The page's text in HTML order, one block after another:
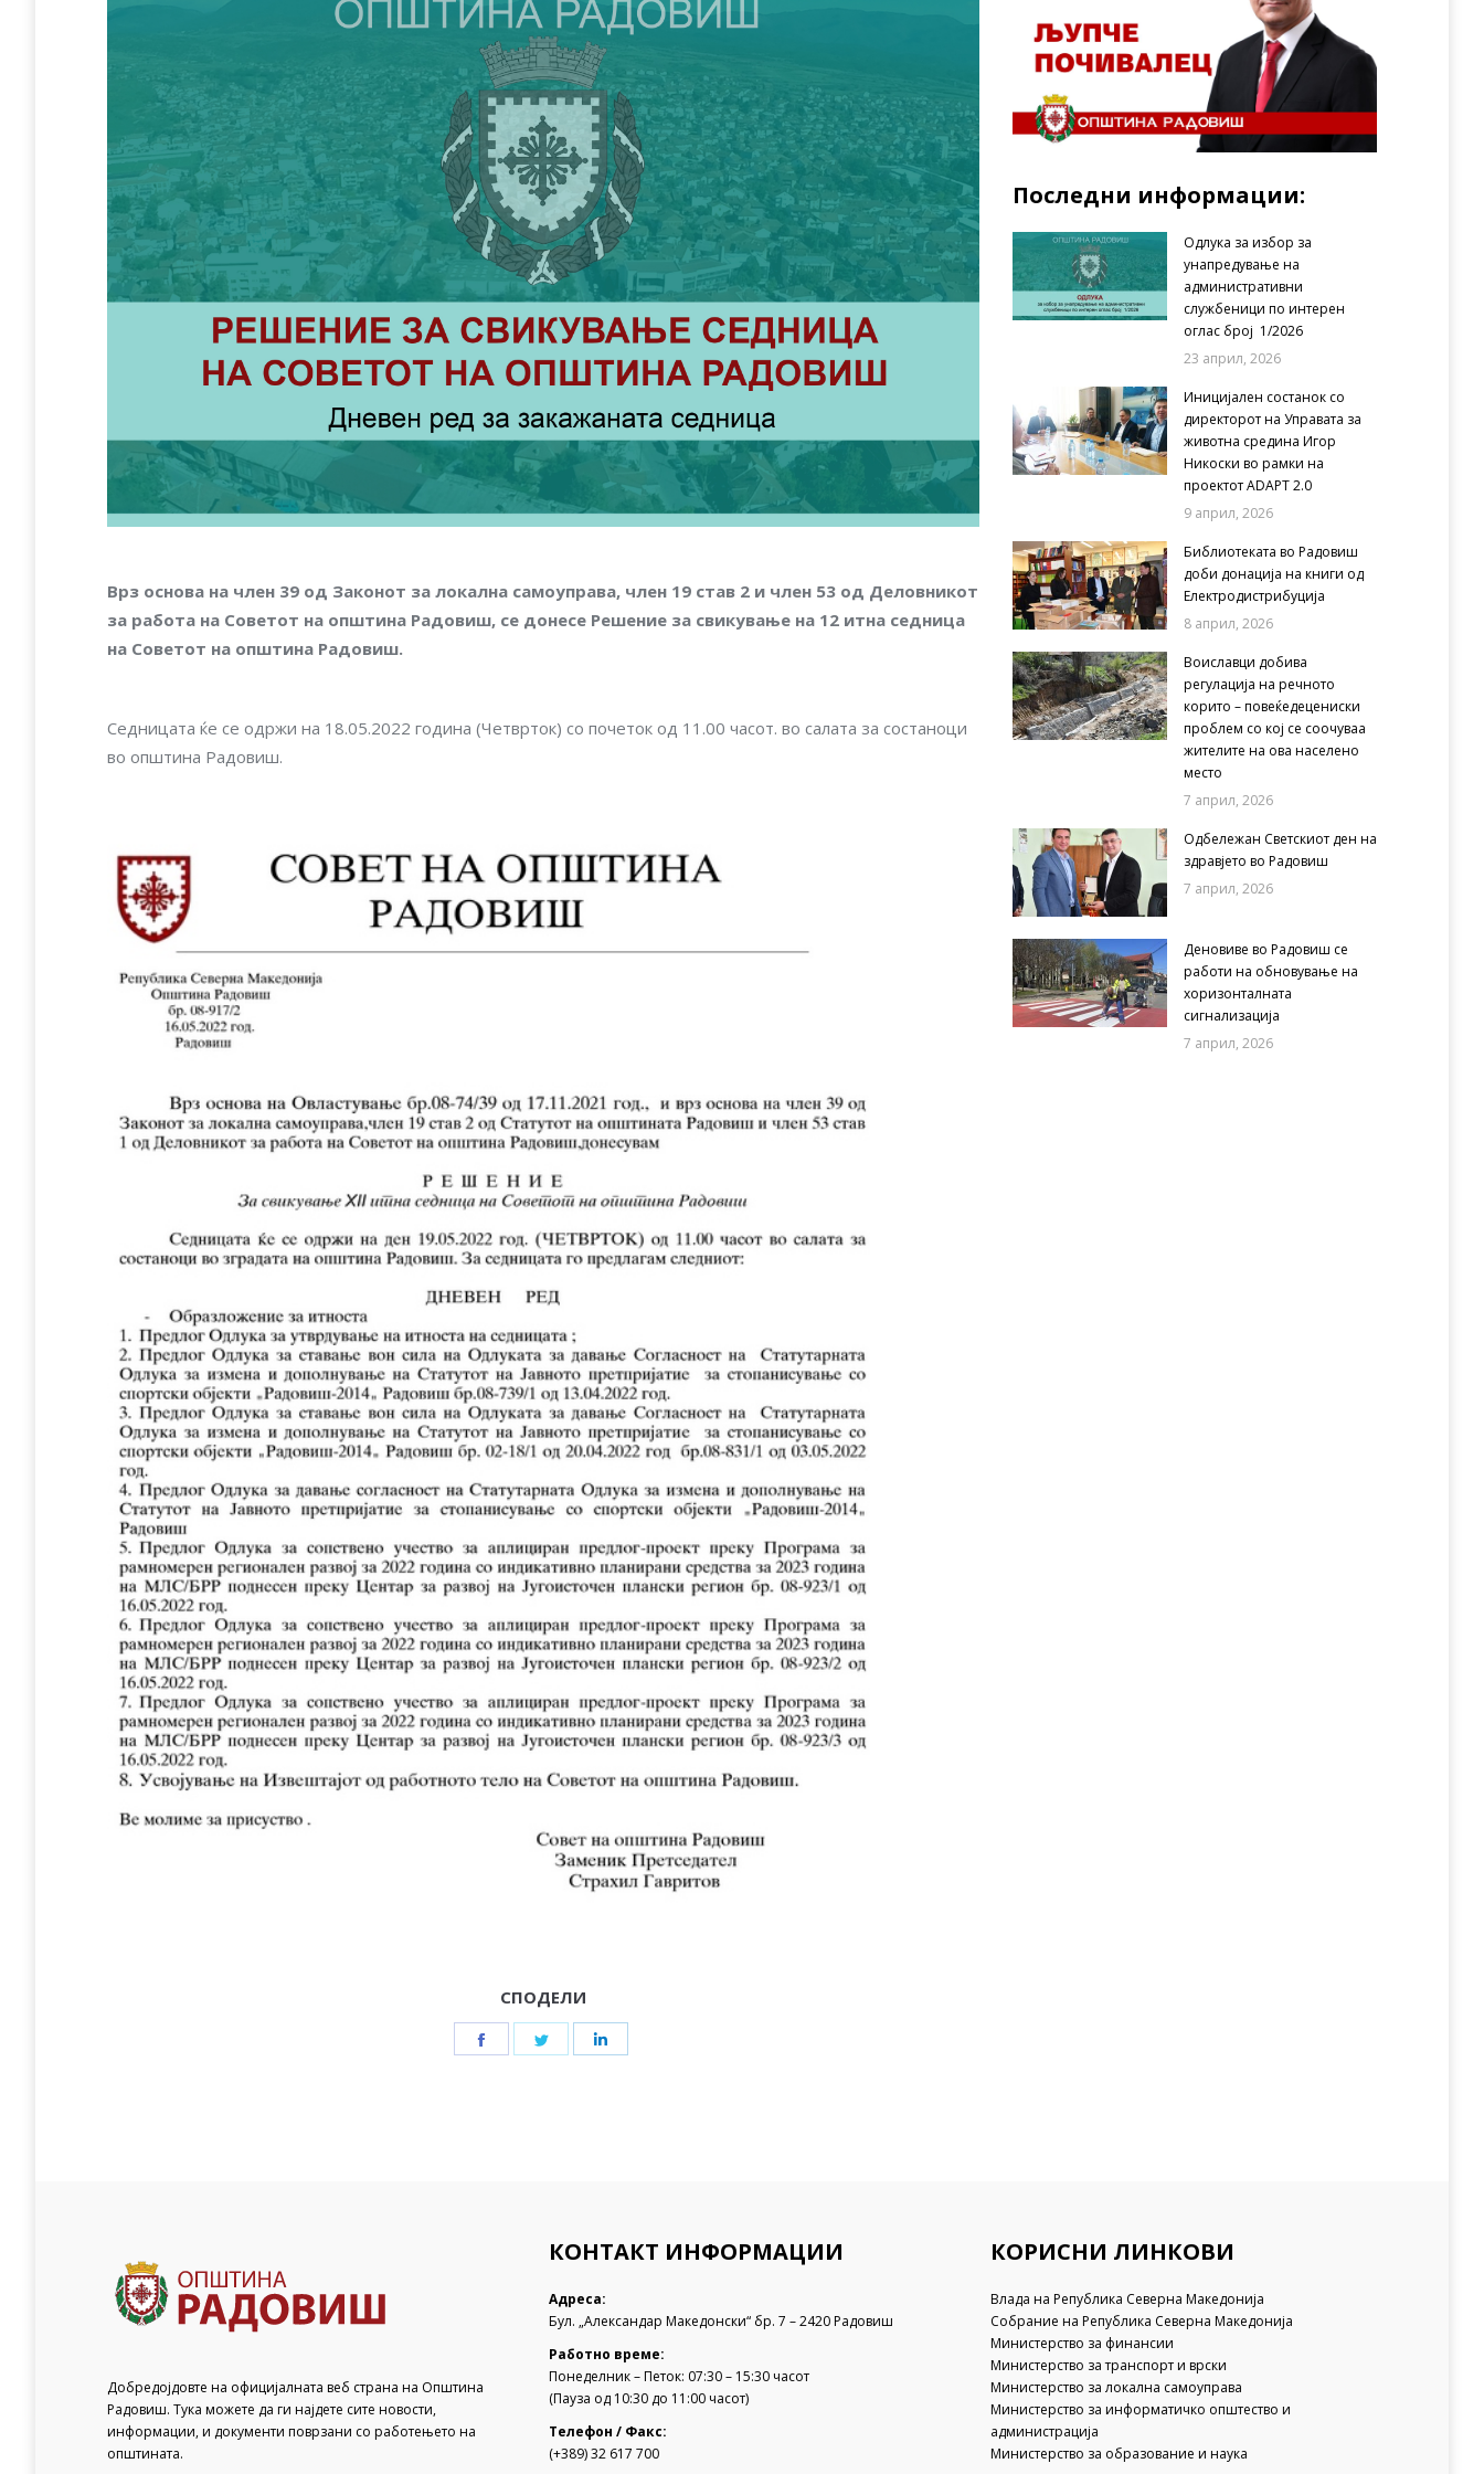
Врз основа на член 39 од Законот за локална самоуправа, член 19 став 2 и член 53 од Деловникот
за работа на Советот на општина Радовиш, се донесе Решение за свикување на 12 итна седница
на Советот на општина Радовиш.
Седницата ќе се одржи на 18.05.2022 година (Четврток) со почеток од 11.00 часот. во салата за состаноци
во општина Радовиш.
СПОДЕЛИ
Share
Share
Последни информации:
Одлука за избор за
унапредување на
административни
службеници по интерен
оглас број 1/2026
23 април, 2026
Иницијален состанок со
директорот на Управата за
животна средина Игор
Никоски во рамки на
проектот ADAPT 2.0
9 април, 2026
Библиотеката во Радовиш
доби донација на книги од
Електродистрибуција
8 април, 2026
Воиславци добива
регулација на речното
корито – повеќедецениски
проблем со кој се соочуваа
жителите на ова населено
место
7 април, 2026
Одбележан Светскиот ден на
здравјето во Радовиш
7 април, 2026
Деновиве во Радовиш се
работи на обновување на
хоризонталната
сигнализација
7 април, 2026
Добредојдовте на официјалната веб страна на Општина
Радовиш. Тука можете да ги најдете сите новости,
информации, и документи поврзани со работењето на
општината.
КОНТАКТ ИНФОРМАЦИИ
Адреса:
Бул. „Александар Македонски“ бр. 7 – 2420 Радовиш
Работно време:
Понеделник – Петок: 07:30 – 15:30 часот
(Пауза од 10:30 до 11:00 часот)
Телефон / Факс:
(+389) 32 617 700
КОРИСНИ ЛИНКОВИ
Влада на Република Северна Македонија
Собрание на Република Северна Македонија
Министерство за финансии
Министерство за транспорт и врски
Министерство за локална самоуправа
Министерство за информатичко општество и
администрација
Министерство за образование и наука